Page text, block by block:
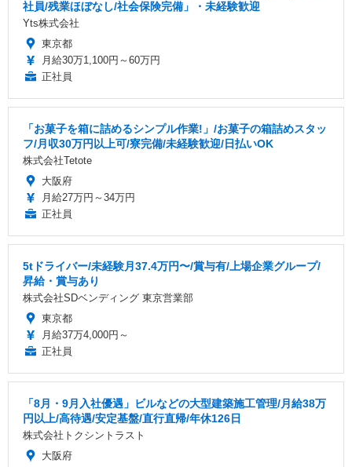
社員/残業ほぼなし/社会保険完備」・未経験歓迎
Yts株式会社
東京都
月給30万1,100円～60万円
正社員
「お菓子を箱に詰めるシンプル作業!」/お菓子の箱詰めスタッ
フ/月収30万円以上可/寮完備/未経験歓迎/日払いOK
株式会社Tetote
大阪府
月給27万円～34万円
正社員
5tドライバー/未経験月37.4万円〜/賞与有/上場企業グループ/
昇給・賞与あり
株式会社SDベンディング 東京営業部
東京都
月給37万4,000円～
正社員
「8月・9月入社優遇」ビルなどの大型建築施工管理/月給38万
円以上/高待遇/安定基盤/直行直帰/年休126日
株式会社トクシントラスト
大阪府